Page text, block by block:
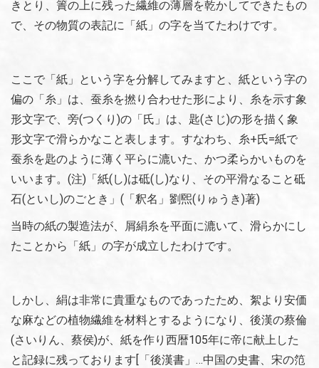
きとり、簀の上に残った繊維の薄層を乾かしてできたもの
で、その物質の表記に「紙」の字を当てたわけです。
ここで「紙」という字を分解してみますと、紙という字の
偏の「糸」は、蚕糸を撚り合わせた形により、糸を示す象
形文字で、旁(つくり)の「氏」は、匙(さじ)の形を描く象
形文字で滑らかなこと表します。すなわち、糸+氏=紙で
蚕糸を匙のように薄く平らに漉いた、かつ柔らかいものを
いいます。(注)「紙(し)は砥(し)なり、その平滑なること砥
石(といし)のごとき」(「釈名」劉煕(りゅうき)著)
当時の紙の製造法が、屑絹糸を平面に漉いて、滑らかにし
たことから「紙」の字が成立したわけです。
しかし、絹は非常に貴重なものであったため、絮より安価
な麻などの植物繊維を材料とするようになり、後漢の蔡倫
(さいりん、蔡侯)が、紙を作り西暦105年に帝に献上した
と記録に残っております[「後漢書」…中国の史書、宋の笵